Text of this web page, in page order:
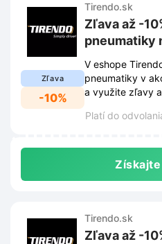
Zľava
-10%
Tirendo.sk
Zľava až -
pneumatiky
V eshope
pneumatiky v
a využite zľavy
Platí do
Tirendo.sk
Zľava až -